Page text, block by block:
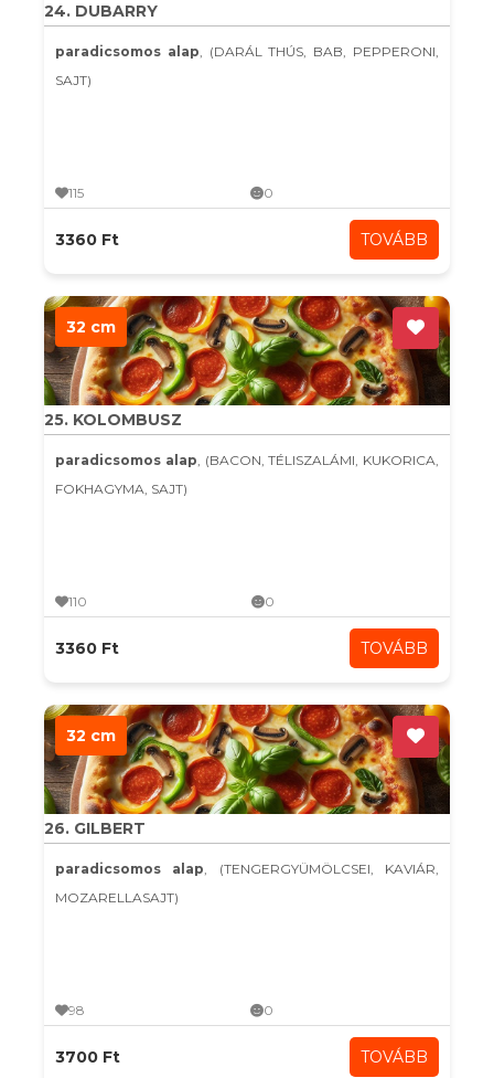
24. DUBARRY
paradicsomos alap, (DARÁL THÚS, BAB, PEPPERONI,
SAJT)
115 0
3360 Ft TOVÁBB
32 cm
25. KOLOMBUSZ
paradicsomos alap, (BACON, TÉLISZALÁMI, KUKORICA,
FOKHAGYMA, SAJT)
110 0
3360 Ft TOVÁBB
32 cm
26. GILBERT
paradicsomos alap, (TENGERGYÜMÖLCSEI, KAVIÁR,
MOZARELLASAJT)
98 0
3700 Ft TOVÁBB